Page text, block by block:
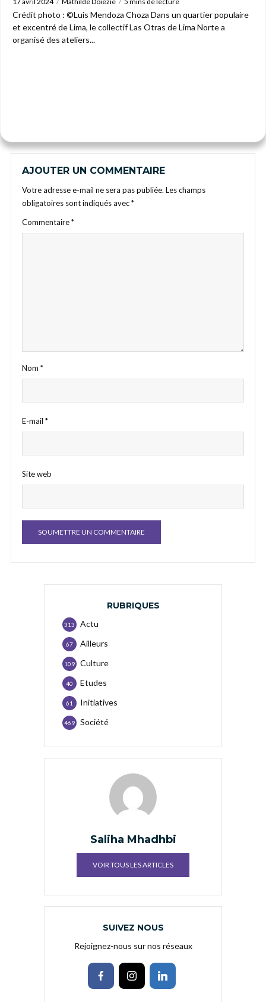
Crédit photo : ©Luis Mendoza Choza Dans un quartier populaire
et excentré de Lima, le collectif Las Otras de Lima Norte a
organisé des ateliers...
AJOUTER UN COMMENTAIRE
Votre adresse e-mail ne sera pas publiée. Les champs
obligatoires sont indiqués avec*
Commentaire*
Nom *
E-mail *
Site web
RUBRIQUES
Actu
313
Ailleurs
67
Culture
109
Etudes
40
Initiatives
61
Société
469
Saliha Mhadhbi
VOIR TOUS LES ARTICLES
SUIVEZ NOUS
Rejoignez-nous sur nos réseaux